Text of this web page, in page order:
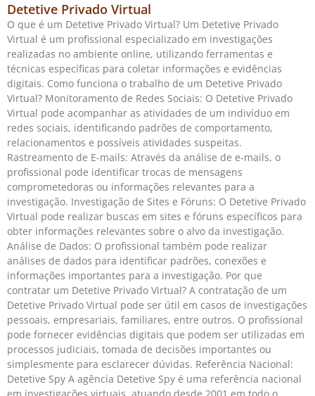
Detetive Privado Virtual
O que é um Detetive Privado Virtual? Um Detetive Privado
Virtual é um profissional especializado em investigações
realizadas no ambiente online, utilizando ferramentas e
técnicas específicas para coletar informações e evidências
digitais. Como funciona o trabalho de um Detetive Privado
Virtual? Monitoramento de Redes Sociais: O Detetive Privado
Virtual pode acompanhar as atividades de um indivíduo em
redes sociais, identificando padrões de comportamento,
relacionamentos e possíveis atividades suspeitas.
Rastreamento de E-mails: Através da análise de e-mails, o
profissional pode identificar trocas de mensagens
comprometedoras ou informações relevantes para a
investigação. Investigação de Sites e Fóruns: O Detetive Privado
Virtual pode realizar buscas em sites e fóruns específicos para
obter informações relevantes sobre o alvo da investigação.
Análise de Dados: O profissional também pode realizar
análises de dados para identificar padrões, conexões e
informações importantes para a investigação. Por que
contratar um Detetive Privado Virtual? A contratação de um
Detetive Privado Virtual pode ser útil em casos de investigações
pessoais, empresariais, familiares, entre outros. O profissional
pode fornecer evidências digitais que podem ser utilizadas em
processos judiciais, tomada de decisões importantes ou
simplesmente para esclarecer dúvidas. Referência Nacional:
Detetive Spy A agência Detetive Spy é uma referência nacional